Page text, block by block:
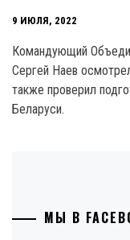
9 ИЮЛЯ, 2022
Командующий
Сергей Наев
также проверил
Беларуси.
МЫ В